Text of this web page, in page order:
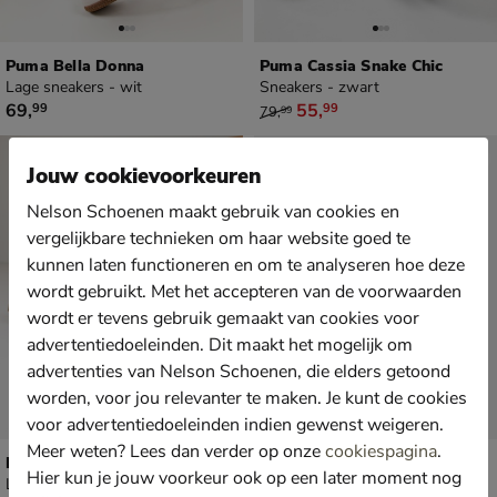
Puma Bella Donna
Lage sneakers - wit
€ 69,99
69,99
Puma Cassia Snake Chic
Sneakers - zwart
van € 79,99 voor € 55,99
79,99 55,99
Puma Carina Street
Lage sneakers - wit
Puma Palermo Suede
Lage sneakers - beige
Jouw cookievoorkeuren
Nelson Schoenen maakt gebruik van cookies en
vergelijkbare technieken om haar website goed te
kunnen laten functioneren en om te analyseren hoe deze
wordt gebruikt. Met het accepteren van de voorwaarden
wordt er tevens gebruik gemaakt van cookies voor
advertentiedoeleinden. Dit maakt het mogelijk om
advertenties van Nelson Schoenen, die elders getoond
worden, voor jou relevanter te maken. Je kunt de cookies
voor advertentiedoeleinden indien gewenst weigeren.
Meer weten? Lees dan verder op onzecookiespagina.
Hier kun je jouw voorkeur ook op een later moment nog